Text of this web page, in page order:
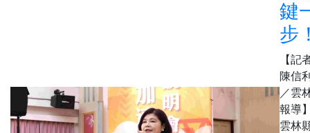
鍵
步
【記
陳信
／雲
報導
雲林